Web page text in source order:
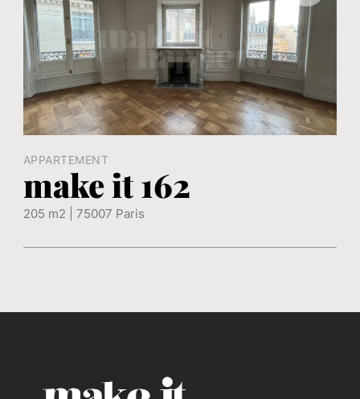
APPARTEMENT
make it 162
205 m2 | 75007 Paris